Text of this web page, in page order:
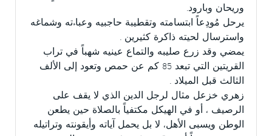
وريحان وبارود.
يرحل مُودِعاً ابتسامته وتقطيبة حاجبيه وعباءته وشماغه
واسترسال لحيته ذاكرة كثيرين .
يمضي وقد زرع صليبه والتماع عينيه شهباً في تراب
القريتين التي تبعد 85 كم عن حمص وتعود إلى الألف
الثالث قبل الميلاد .
زهري خزعل مثال لرجل الدين الذي لا يقف على
الرصيف ، أو في الهيكل مكتفياً بالصلاة حين يطعن
الوطن ويسبى الأهل، لا بل يحمل آياته وأيقونته وتراتيله